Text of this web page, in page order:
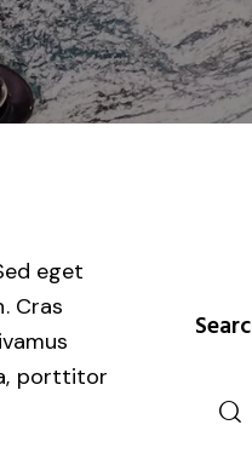
eget
Cras
porttitor